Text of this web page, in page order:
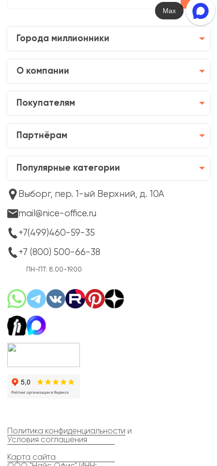
Города миллионники
О компании
Покупателям
Партнёрам
Популярные категории
Выборг, пер. 1-ый Верхний, д. 10А
mail@nice-office.ru
+7(499)460-59-35
+7 (800) 500-66-38
ПН-ПТ: 8.00-19.00
Политика конфиденциальности и
Условия соглашения
Карта сайта
Max